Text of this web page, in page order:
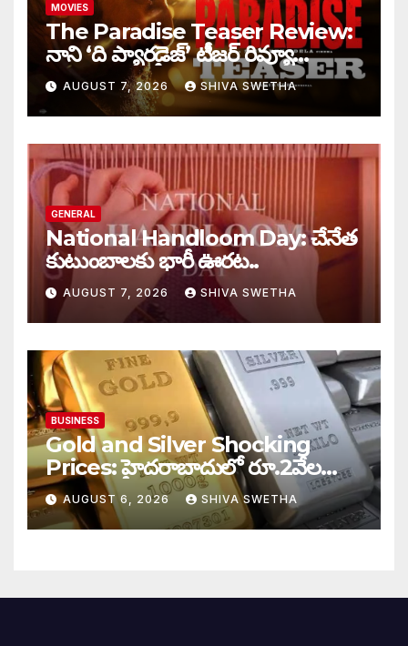
MOVIES
The Paradise Teaser Review:
నాని ‘ది ప్యారడైజ్’ టీజర్ రివ్యూ…
AUGUST 7, 2026 SHIVA SWETHA
GENERAL
National Handloom Day: చేనేత
కుటుంబాలకు భారీ ఊరట..
AUGUST 7, 2026 SHIVA SWETHA
BUSINESS
Gold and Silver Shocking
Prices: హైదరాబాదులో రూ.2వేల
900 పెరిగిన తులం రేటు…
AUGUST 6, 2026 SHIVA SWETHA